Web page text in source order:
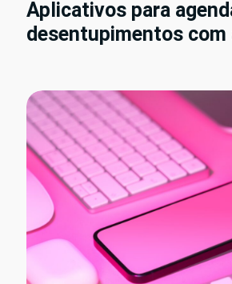
Aplicativos para
desentupimentos com